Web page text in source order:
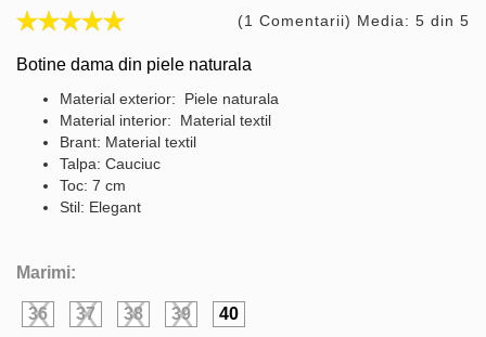
(1 Comentarii) Media: 5 din 5
Botine dama din piele naturala
Material exterior: Piele naturala
Material interior: Material textil
Brant: Material textil
Talpa: Cauciuc
Toc: 7 cm
Stil: Elegant
Marimi:
36 37 38 39 40